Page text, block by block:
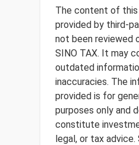
The content of
provided by third-
not been reviewed
SINO TAX. It may
outdated
inaccuracies. The
provided is for
purposes only and
constitute
legal, or tax advice.